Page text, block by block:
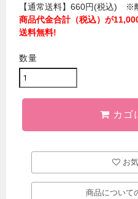
【通常送料】660円(税込) ※
商品代金合計（税込）が
送料無料!
数量
カゴ
お
商品について